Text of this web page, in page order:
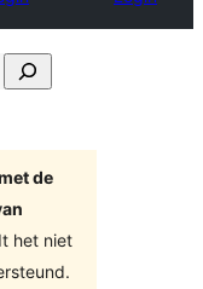
de
het niet